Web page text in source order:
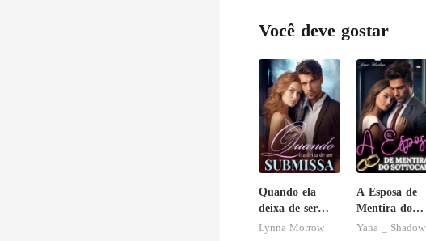
Você deve gostar
Quando ela
deixa de ser
submissa
Lynna Morrow
A Esposa de
Mentira do
Sottocapo
Yana _ Shadow